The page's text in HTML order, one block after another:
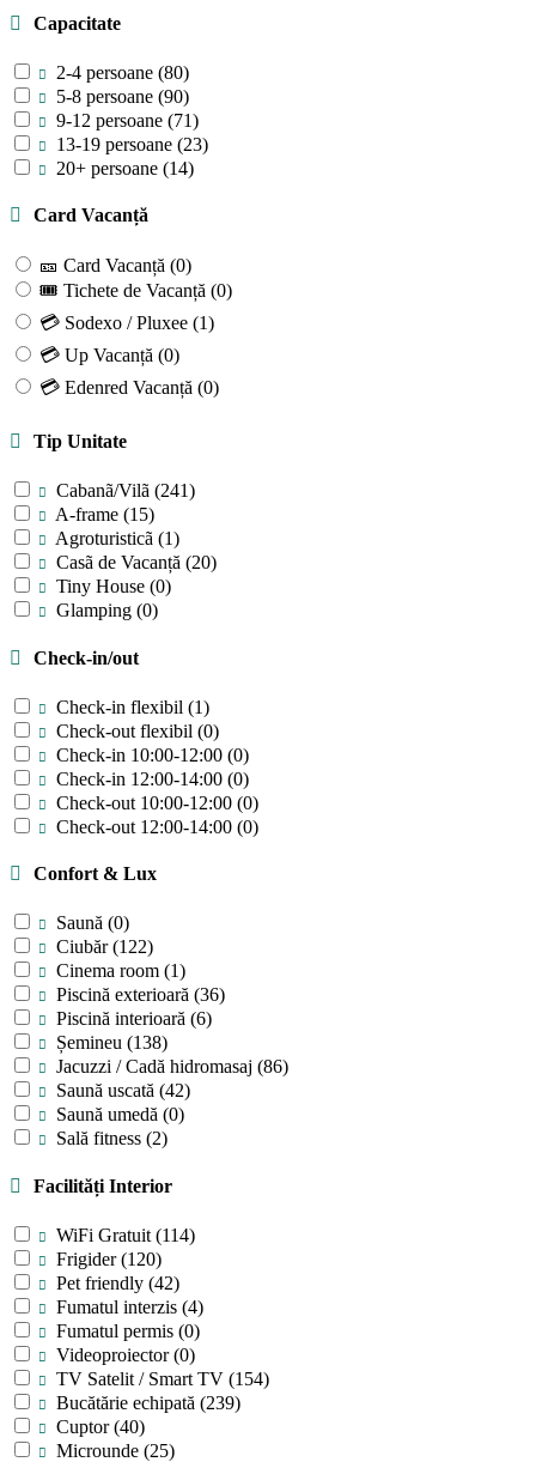
Capacitate
2-4 persoane (80)
5-8 persoane (90)
9-12 persoane (71)
13-19 persoane (23)
20+ persoane (14)
Card Vacanță
🎫 Card Vacanță (0)
🎟 Tichete de Vacanță (0)
💳 Sodexo / Pluxee (1)
💳 Up Vacanță (0)
💳 Edenred Vacanță (0)
Tip Unitate
Cabanã/Vilã (241)
A-frame (15)
Agroturisticã (1)
Casã de Vacanță (20)
Tiny House (0)
Glamping (0)
Check-in/out
Check-in flexibil (1)
Check-out flexibil (0)
Check-in 10:00-12:00 (0)
Check-in 12:00-14:00 (0)
Check-out 10:00-12:00 (0)
Check-out 12:00-14:00 (0)
Confort & Lux
Saună (0)
Ciubăr(122)
Cinema room (1)
Piscină exterioară (36)
Piscină interioară (6)
Șemineu (138)
Jacuzzi / Cadă hidromasaj (86)
Saună uscată (42)
Saună umedă (0)
Sală fitness (2)
Facilități Interior
WiFi Gratuit (114)
Frigider(120)
Pet friendly (42)
Fumatul interzis (4)
Fumatul permis (0)
Videoproiector(0)
TV Satelit / Smart TV (154)
Bucătărie echipată (239)
Cuptor(40)
Microunde (25)